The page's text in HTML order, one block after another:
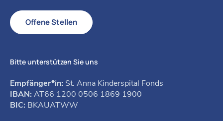
Offene Stellen
Bitte unterstützen Sie uns
Empfänger*in: St. Anna Kinderspital Fonds
IBAN: AT66 1200 0506 1869 1900
BIC: BKAUATWW